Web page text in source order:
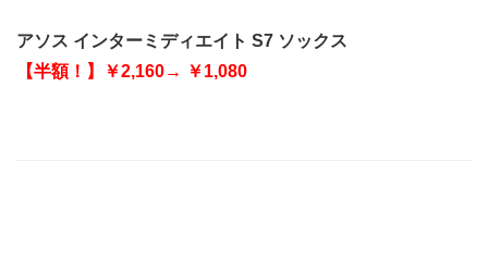
アソス インターミディエイト S7 ソックス
【半額！】￥2,160→ ￥1,080